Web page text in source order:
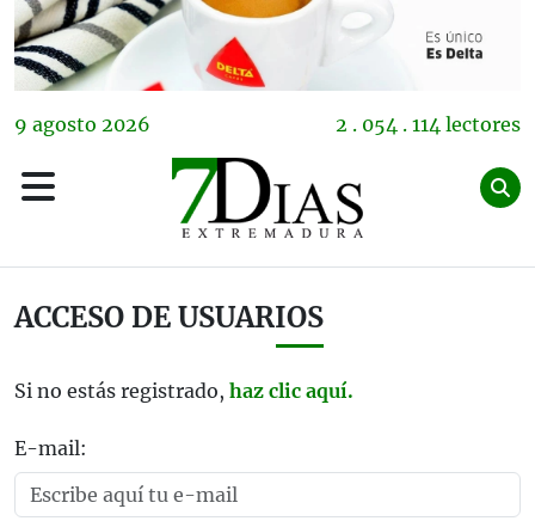
9 agosto 2026 2 . 054 . 114 lectores
ACCESO DE USUARIOS
Si no estás registrado, haz clic aquí.
E-mail: